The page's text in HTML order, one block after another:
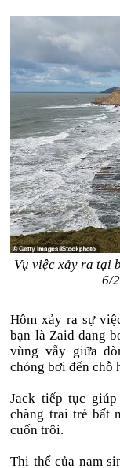
Vụ việc xảy ra tại
6/
Hôm xảy ra sự
bạn là Zaid đang
vùng vẫy giữa
chóng bơi đến chỗ
Jack tiếp tục
chàng trai trẻ bất
cuốn trôi.
Thi thể của nam